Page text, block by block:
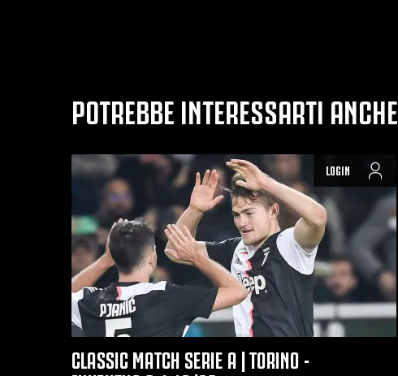
POTREBBE INTERESSARTI ANCHE
LOGIN
CLASSIC MATCH SERIE A | TORINO -